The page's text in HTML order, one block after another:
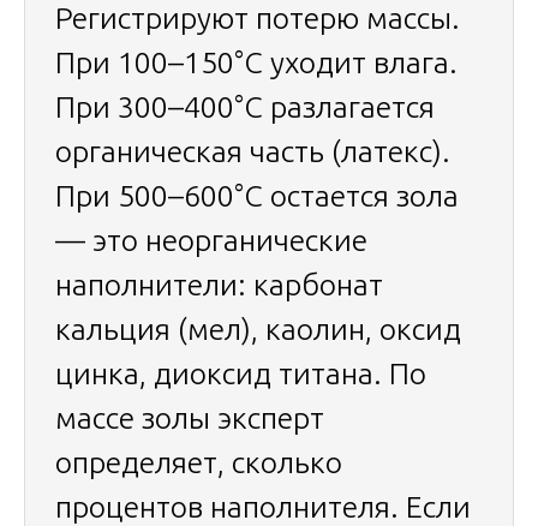
Регистрируют потерю массы.
При 100–150°C уходит влага.
При 300–400°C разлагается
органическая часть (латекс).
При 500–600°C остается зола
— это неорганические
наполнители: карбонат
кальция (мел), каолин, оксид
цинка, диоксид титана. По
массе золы эксперт
определяет, сколько
процентов наполнителя. Если